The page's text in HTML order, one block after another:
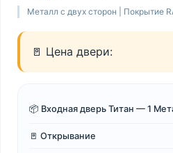
Металл с двух сторон | Покрытие
🚪 Цена двери:
📦 Входная дверь Титан — 1
🚪 Открывание